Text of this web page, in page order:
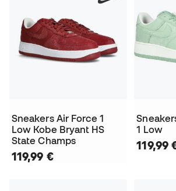
Sneakers Air Force 1
Low Kobe Bryant HS
State Champs
119,99 €
1 Low
119,99